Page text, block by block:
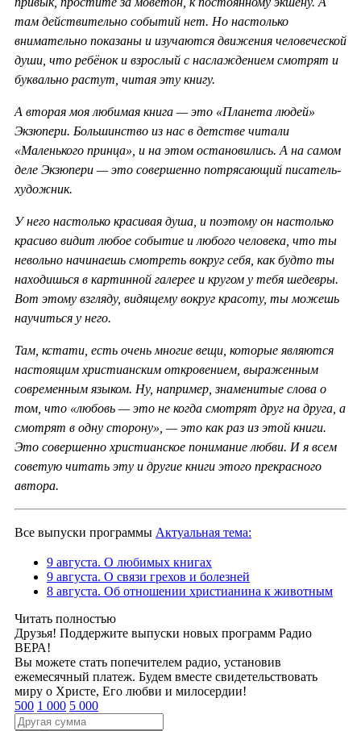
там действительно событий нет. Но настолько
внимательно показаны и изучаются движения человеческой
души, что ребёнок и взрослый с наслаждением смотрят и
буквально растут, читая эту книгу.
А вторая моя любимая книга — это «Планета людей»
Экзюпери. Большинство из нас в детстве читали
«Маленького принца», и на этом остановились. А на самом
деле Экзюпери — это совершенно потрясающий писатель-
художник.
У него настолько красивая душа, и поэтому он настолько
красиво видит любое событие и любого человека, что ты
невольно начинаешь смотреть вокруг себя, как будто ты
находишься в картинной галерее и кругом у тебя шедевры.
Вот этому взгляду, видящему вокруг красоту, ты можешь
научиться у него.
Там, кстати, есть очень многие вещи, которые являются
настоящим христианским откровением, выраженным
современным языком. Ну, например, знаменитые слова о
том, что «любовь — это не когда смотрят друг на друга, а
смотрят в одну сторону», — это как раз из этой книги.
Это совершенно христианское понимание любви. И я всем
советую читать эту и другие книги этого прекрасного
автора.
Все выпуски программы Актуальная тема:
9 августа. О любимых книгах
9 августа. О связи грехов и болезней
8 августа. Об отношении христианина к животным
Читать полностью
Друзья! Поддержите выпуски новых программ Радио
ВЕРА!
Вы можете стать попечителем радио, установив
ежемесячный платеж. Будем вместе свидетельствовать
миру о Христе, Его любви и милосердии!
500 1 000 5 000